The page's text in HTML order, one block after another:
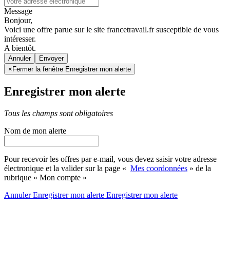
Message
Bonjour,
Voici une offre parue sur le site francetravail.fr susceptible de vous
intéresser.
A bientôt.
Annuler
× Fermer la fenêtre Enregistrer mon alerte
Enregistrer mon alerte
Tous les champs sont obligatoires
Nom de mon alerte
Pour recevoir les offres par e-mail, vous devez saisir votre adresse
électronique et la valider sur la page « Mes coordonnées » de la
rubrique « Mon compte »
AnnulerEnregistrer mon alerte Enregistrermon alerte